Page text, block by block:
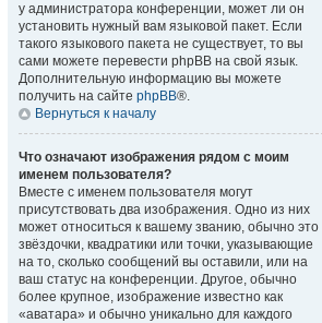
у администратора конференции, может ли он
установить нужный вам языковой пакет. Если
такого языкового пакета не существует, то вы
сами можете перевести phpBB на свой язык.
Дополнительную информацию вы можете
получить на сайте phpBB®.
Вернуться к началу
Что означают изображения рядом с моим
именем пользователя?
Вместе с именем пользователя могут
присутствовать два изображения. Одно из них
может относиться к вашему званию, обычно это
звёздочки, квадратики или точки, указывающие
на то, сколько сообщений вы оставили, или на
ваш статус на конференции. Другое, обычно
более крупное, изображение известно как
«аватара» и обычно уникально для каждого